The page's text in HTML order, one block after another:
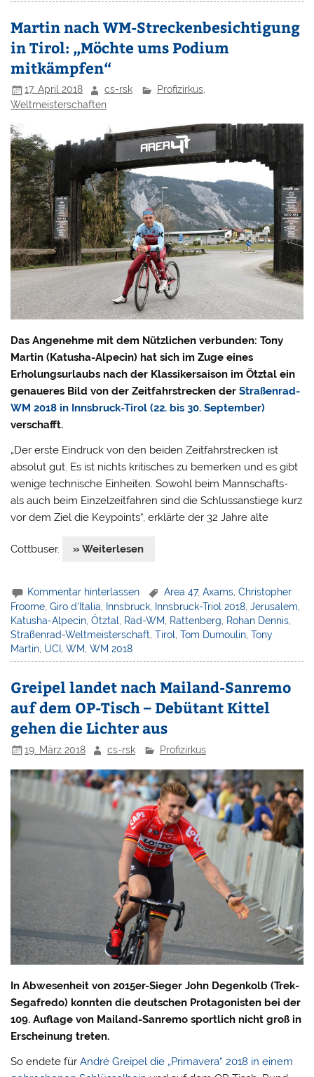
Martin nach WM-Streckenbesichtigung
in Tirol: „Möchte ums Podium
mitkämpfen“
17. April 2018 cs-rsk Profizirkus,
Weltmeisterschaften
Das Angenehme mit dem Nützlichen verbunden: Tony
Martin (Katusha-Alpecin) hat sich im Zuge eines
Erholungsurlaubs nach der Klassikersaison im Ötztal ein
genaueres Bild von der Zeitfahrstrecken derStraßenrad-
WM 2018 in Innsbruck-Tirol (22. bis 30. September)
verschafft.
„Der erste Eindruck von den beiden Zeitfahrstrecken ist
absolut gut. Es ist nichts kritisches zu bemerken und es gibt
wenige technische Einheiten. Sowohl beim Mannschafts-
als auch beim Einzelzeitfahren sind die Schlussanstiege kurz
vor dem Ziel die Keypoints“, erklärte der 32 Jahre alte
Cottbuser. » Weiterlesen
Kommentar hinterlassen Area 47,Axams ,Christopher
Froome ,Giro d'Italia Innsbruck Innsbruck-Triol 2018 ,Jerusalem
Katusha-Alpecin ,Ötztal Rad-WM Rattenberg Rohan Dennis
Straßenrad-Weltmeisterschaft ,Tirol ,Tom Dumoulin ,Tony
Martin UCI ,WM ,WM 2018
Greipel landet nach Mailand-Sanremo
auf dem OP-Tisch – Debütant Kittel
gehen die Lichter aus
19. März 2018 cs-rsk Profizirkus
In Abwesenheit von 2015er-Sieger John Degenkolb (Trek-
Segafredo) konnten die deutschen Protagonisten bei der
109. Auflage von Mailand-Sanremo sportlich nicht groß in
Erscheinung treten.
So endete fürAndré Greipel die „Primavera“ 2018 in einem